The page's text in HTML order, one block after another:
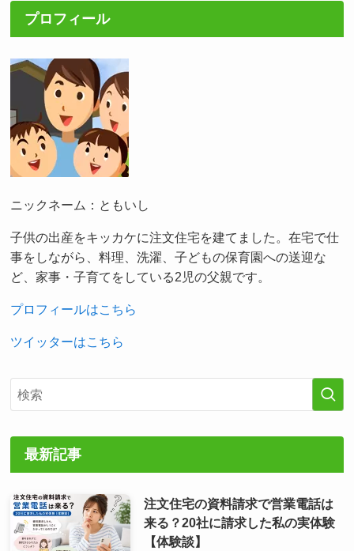
プロフィール
ニックネーム：ともいし
子供の出産をキッカケに注文住宅を建てました。在宅で仕
事をしながら、料理、洗濯、子どもの保育園への送迎な
ど、家事・子育てをしている2児の父親です。
プロフィールはこちら
ツイッターはこちら
最新記事
注文住宅の資料請求で営業電話は
来る？20社に請求した私の実体験
【体験談】